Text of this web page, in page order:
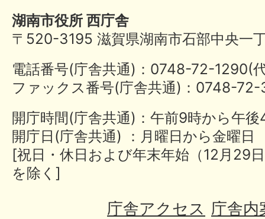
湖南市役所 西庁舎
〒520-3195 滋賀県湖南市石部中央一
電話番号(庁舎共通)：0748-72-
ファックス番号(庁舎共通)：0748-
開庁時間(庁舎共通)：午前9時から午
開庁日(庁舎共通) ：月曜日から金曜日
[祝日・休日および年末年始（12月29
を除く]
庁舎アクセス 庁舎内